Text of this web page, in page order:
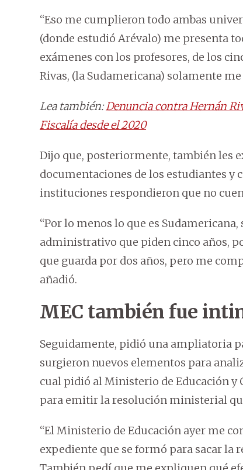
“Eso me cumplieron todo ambas
(donde estudió Arévalo) me presenta
exámenes con los profesores, de los
Rivas, (la Sudamericana) solamente
Lea también:Denuncia contra Hernán
Fiscalía desde el 2020
Dijo que, posteriormente, también les
documentaciones de los estudiantes y
instituciones respondieron que no
“Por lo menos lo que es
administrativo que piden cinco años,
que guarda por dos años, pero me
añadió.
MEC también fue
Seguidamente, pidió una ampliatoria
surgieron nuevos elementos para
cual pidió al Ministerio de Educación y
para emitir la resolución ministerial
“El Ministerio de Educación ayer me
expediente que se formó para sacar